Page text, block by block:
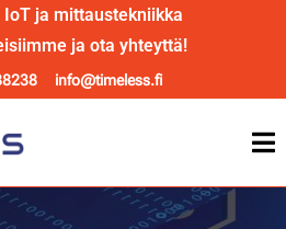
IoT ja mittaustekniikka
ja ota yhteyttä!
info@timeless.fi